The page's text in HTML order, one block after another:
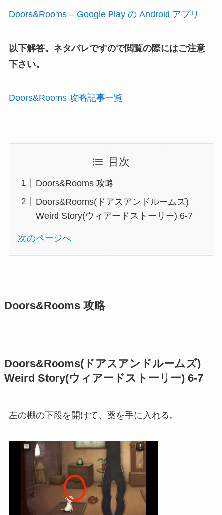
Doors&Rooms – Google Play の Android アプリ
以下解答。ネタバレですので閲覧の際にはご注意
下さい。
Doors&Rooms 攻略記事一覧
目次
Doors&Rooms 攻略
Doors&Rooms(ドアスアンドルームズ)
Weird Story(ウィアードストーリー) 6-7
次のページへ
Doors&Rooms 攻略
Doors&Rooms(ドアスアンドルームズ)
Weird Story(ウィアードストーリー) 6-7
左の棚の下段を開けて、薬を手に入れる。